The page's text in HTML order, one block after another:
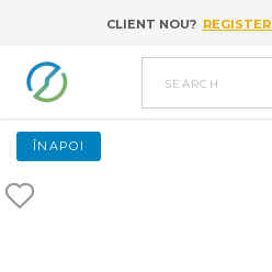
Go to content
CLIENT NOU? REGISTER
search
ÎNAPOI